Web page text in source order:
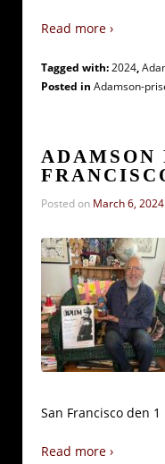
Read more ›
Tagged with:2024,
Posted in Adamson-
ADAMSON
Posted on March 6, 2024
San Francisco den
Read more ›